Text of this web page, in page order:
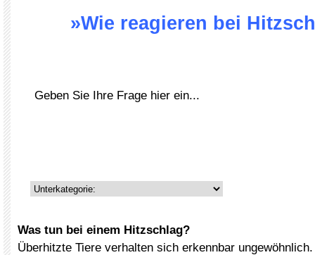
»Wie reagieren bei
Was tun bei einem Hitzschlag?
Überhitzte Tiere verhalten sich erkennbar